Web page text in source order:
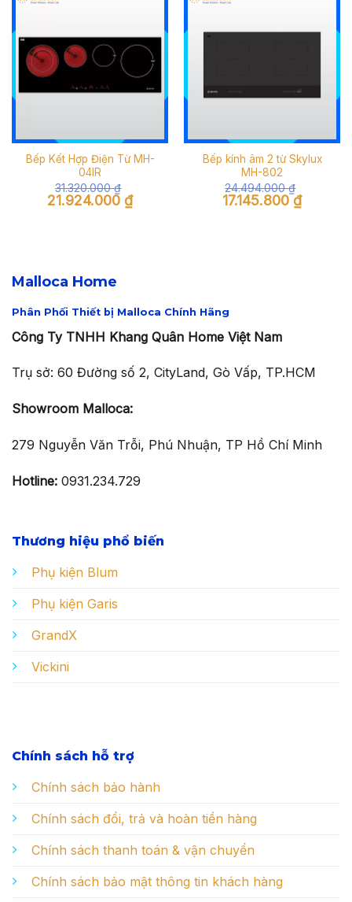
Bếp Kết Hợp Điện Từ MH-
04IR
31.320.000₫
Giá
gốc
21.924.000 ₫Giá
hiện
Bếp kính âm 2 từ Skylux
MH-802
24.494.000₫
Giá
gốc
17.145.800₫Giá
hiện
Malloca Home
Phân Phối Thiết bị Malloca Chính Hãng
Công Ty TNHH Khang Quân Home Việt Nam
Trụ sở: 60 Đường số 2, CityLand, Gò Vấp, TP.HCM
Showroom Malloca:
279 Nguyễn Văn Trỗi, Phú Nhuận, TP Hồ Chí Minh
Hotline: 0931.234.729
Thương hiệu phổ biến
Phụ kiện Blum
Phụ kiện Garis
GrandX
Vickini
Chính sách hỗ trợ
Chính sách bảo hành
Chính sách đổi, trả và hoàn tiền hàng
Chính sách thanh toán & vận chuyển
Chính sách bảo mật thông tin khách hàng